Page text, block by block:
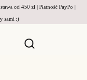
od 450 zł | Płatność PayPo |
sami :)
Otwórz